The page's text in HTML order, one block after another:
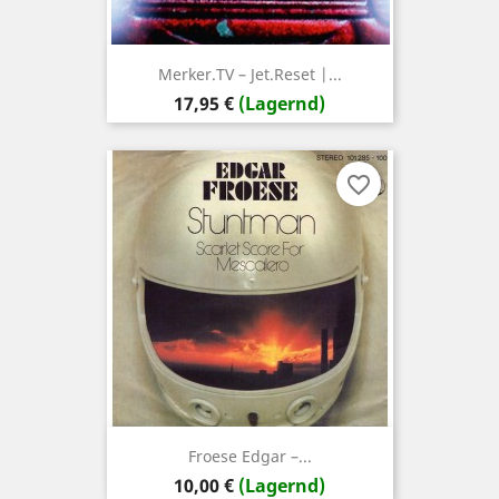
Merker.TV ‎– Jet.Reset |...
Preis
17,95 € (Lagernd)
Froese Edgar ‎–...
Preis
10,00 € (Lagernd)
favorite_border